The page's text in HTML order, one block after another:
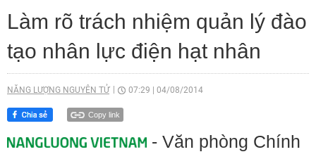
Làm rõ trách nhiệm quản lý đào
tạo nhân lực điện hạt nhân
NĂNG LƯỢNG NGUYÊN TỬ 07:29 04/08/2014
Copy link
- Văn phòng Chính